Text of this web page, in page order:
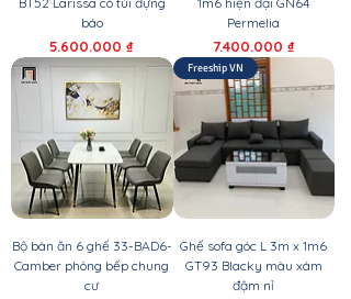
báo
Giá
5.600.000 ₫
Permelia
Giá
7.400.000 ₫
Bộ bàn ăn 6 ghế 33-BAD6-
Camber phòng bếp chung
cư
Freeship VN
Ghế sofa góc L 3m x 1m6
GT93 Blacky màu xám
đậm nỉ